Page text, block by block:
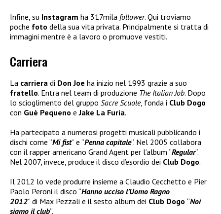
Infine, su Instagram ha 317mila follower. Qui troviamo
poche foto della sua vita privata. Principalmente si tratta di
immagini mentre è a lavoro o promuove vestiti.
Carriera
La carriera di Don Joe ha inizio nel 1993 grazie a suo
fratello. Entra nel team di produzione The Italian Job. Dopo
lo scioglimento del gruppo Sacre Scuole, fonda i Club Dogo
con Guè Pequeno eJake La Furia.
Ha partecipato a numerosi progetti musicali pubblicando i
dischi come “Mi fist” e “Penna capitale“. Nel 2005 collabora
con il rapper americano Grand Agent per l’album “Regular“.
Nel 2007, invece, produce il disco d’esordio dei Club Dogo.
Il 2012 lo vede produrre insieme a Claudio Cecchetto e Pier
Paolo Peroni il disco “Hanno ucciso l’Uomo Ragno
2012” di Max Pezzali e il sesto album dei Club Dogo “Noi
siamo il club“.